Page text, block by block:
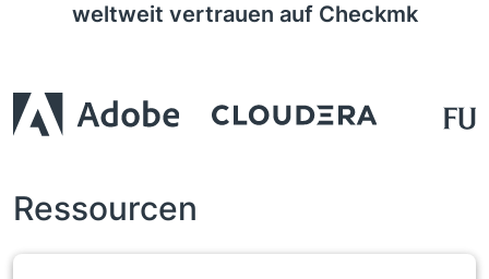
weltweit vertrauen auf Checkmk
Ressourcen